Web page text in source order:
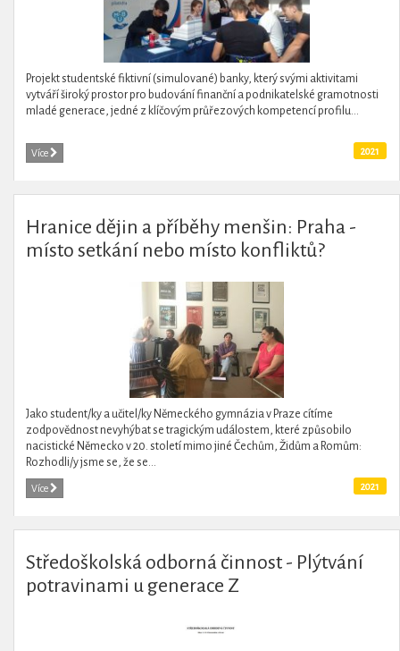
Projekt studentské fiktivní (simulované) banky, který svými aktivitami
vytváří široký prostor pro budování finanční a podnikatelské gramotnosti
mladé generace, jedné z klíčovým průřezových kompetencí profilu...
Více 2021
Hranice dějin a příběhy menšin: Praha -
místo setkání nebo místo konfliktů?
Jako student/ky a učitel/ky Německého gymnázia v Praze cítíme
zodpovědnost nevyhýbat se tragickým událostem, které způsobilo
nacistické Německo v 20. století mimo jiné Čechům, Židům a Romům:
Rozhodli/y jsme se, že se...
Více 2021
Středoškolská odborná činnost - Plýtvání
potravinami u generace Z